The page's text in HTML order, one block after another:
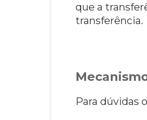
que a
transferência.
Para dúvidas